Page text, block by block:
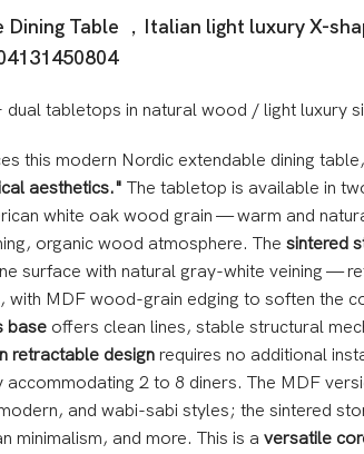
Table ，Italian light luxury X-
tabletops in natural wood / light luxury
this modern Nordic extendable dining
aesthetics." The tabletop is available in
white oak wood grain — warm and
organic wood atmosphere. The sintered
surface with natural gray-white veining —
with MDF wood-grain edging to soften the
base offers clean lines, stable structural
retractable design requires no additional
2 to 8 diners. The MDF
and wabi-sabi styles; the sintered
minimalism, and more. This is a versatile